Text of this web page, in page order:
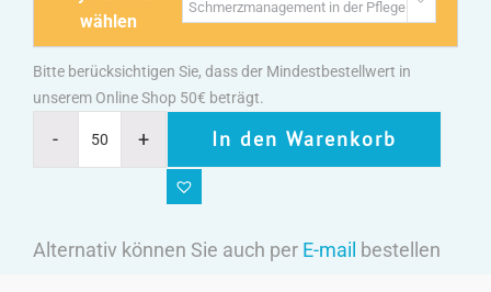
wählen
Bitte berücksichtigen Sie, dass der Mindestbestellwert in
unserem Online Shop 50€ beträgt.
In den Warenkorb
Alternativ können Sie auch per E-mail bestellen